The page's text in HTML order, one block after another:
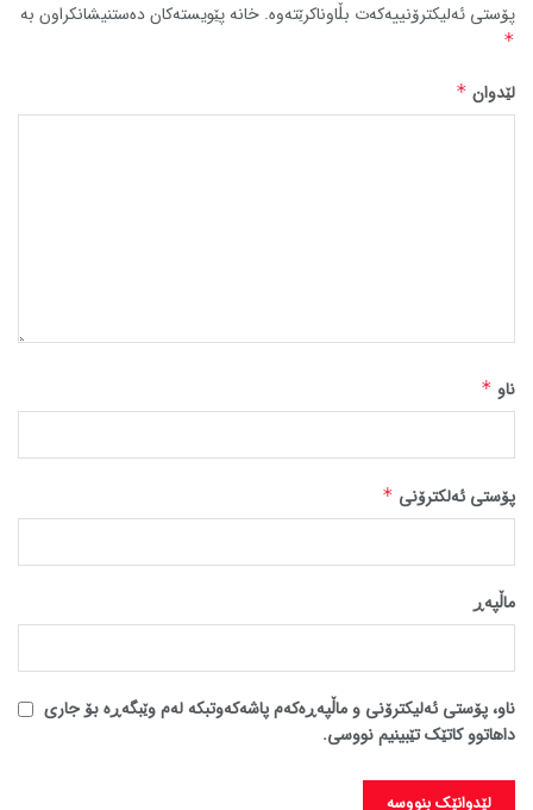
پۆستی ئەلیکترۆنییەکەت بڵاوناکرێتەوە. خانە پێویستەکان دەستنیشانکراون بە
*
لێدوان *
ناو *
پۆستی ئەلکترۆنی *
ماڵپه‌ڕ
ناو، پۆستی ئەلیکترۆنی و ماڵپەڕەکەم پاشەکەوتبکە لەم وێبگەڕە بۆ جاری
داهاتوو کاتێک تێبینیم نووسی.